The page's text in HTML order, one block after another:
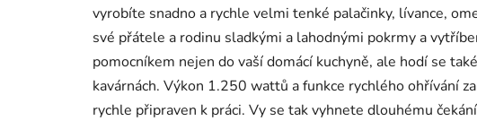
vyrobíte snadno a rychle velmi tenké palačinky, lívance,
své přátele a rodinu sladkými a lahodnými pokrmy a
pomocníkem nejen do vaší domácí kuchyně, ale hodí se
kavárnách. Výkon 1.250 wattů a funkce rychlého ohřívání
rychle připraven k práci. Vy se tak vyhnete dlouhému